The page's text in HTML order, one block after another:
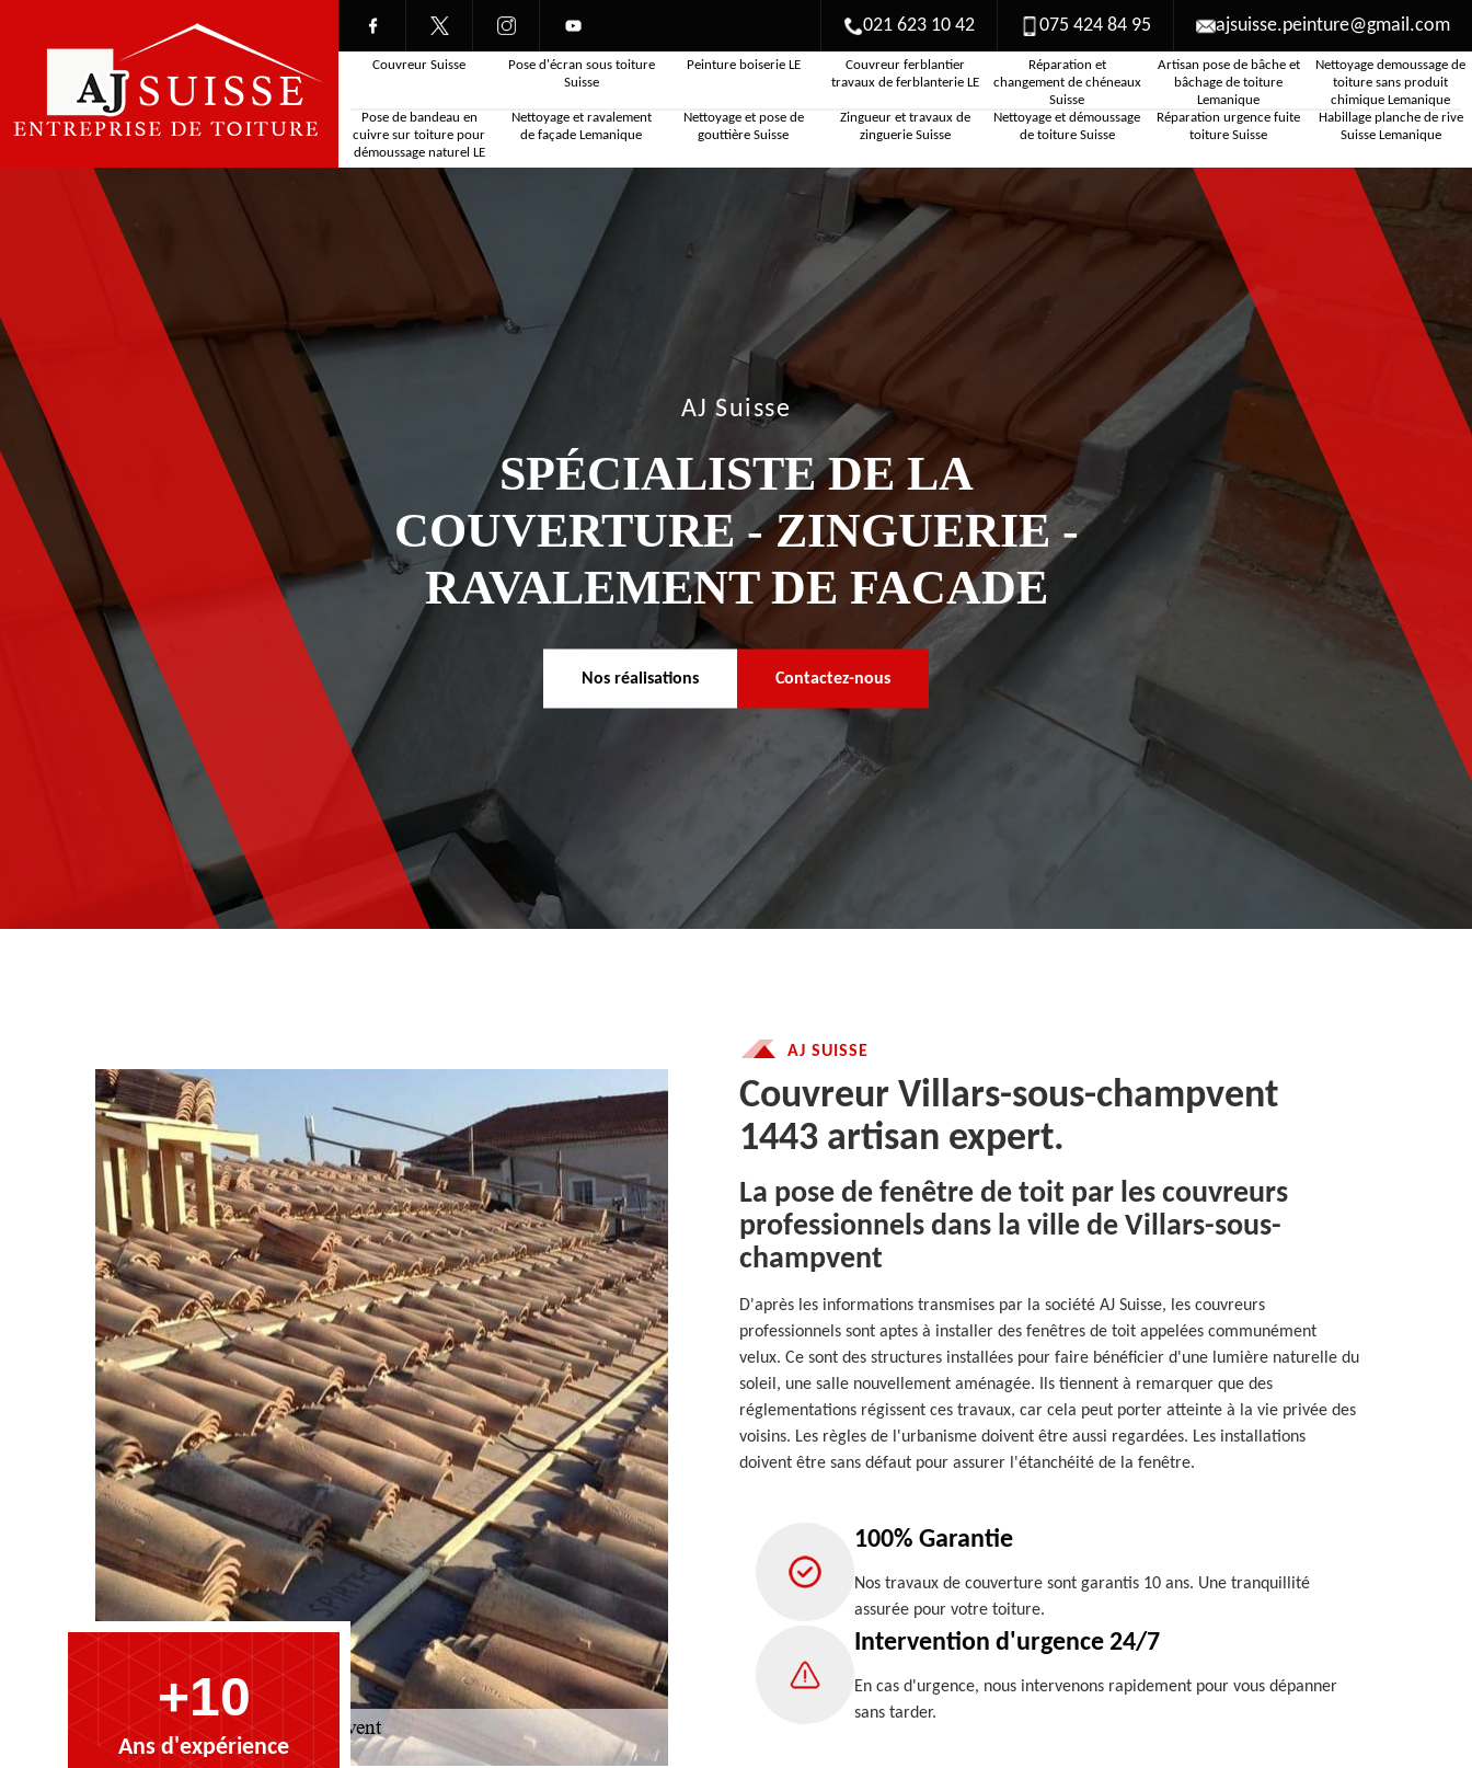
021 623 10 42 075 424 84 95 ajsuisse.peinture@gmail.com
Couvreur Suisse
Pose d'écran sous toiture
Suisse
Peinture boiserie LE
Couvreur ferblantier
travaux de ferblanterie LE
Réparation et
changement de chéneaux
Suisse
Artisan pose de bâche et
bâchage de toiture
Lemanique
Nettoyage demoussage de
toiture sans produit
chimique Lemanique
Pose de bandeau en
cuivre sur toiture pour
démoussage naturel LE
Nettoyage et ravalement
de façade Lemanique
Nettoyage et pose de
gouttière Suisse
Zingueur et travaux de
zinguerie Suisse
Nettoyage et démoussage
de toiture Suisse
Réparation urgence fuite
toiture Suisse
Habillage planche de rive
Suisse Lemanique
AJ Suisse
SPÉCIALISTE DE LA
COUVERTURE - ZINGUERIE -
RAVALEMENT DE FACADE
Nos réalisations Contactez-nous
+10
Ans d'expérience
AJ SUISSE
Couvreur Villars-sous-champvent
1443 artisan expert.
La pose de fenêtre de toit par les couvreurs
professionnels dans la ville de Villars-sous-
champvent
D'après les informations transmises par la société AJ Suisse, les couvreurs
professionnels sont aptes à installer des fenêtres de toit appelées communément
velux. Ce sont des structures installées pour faire bénéficier d'une lumière naturelle du
soleil, une salle nouvellement aménagée. Ils tiennent à remarquer que des
réglementations régissent ces travaux, car cela peut porter atteinte à la vie privée des
voisins. Les règles de l'urbanisme doivent être aussi regardées. Les installations
doivent être sans défaut pour assurer l'étanchéité de la fenêtre.
100% Garantie
Nos travaux de couverture sont garantis 10 ans. Une tranquillité
assurée pour votre toiture.
Intervention d'urgence 24/7
En cas d'urgence, nous intervenons rapidement pour vous dépanner
sans tarder.